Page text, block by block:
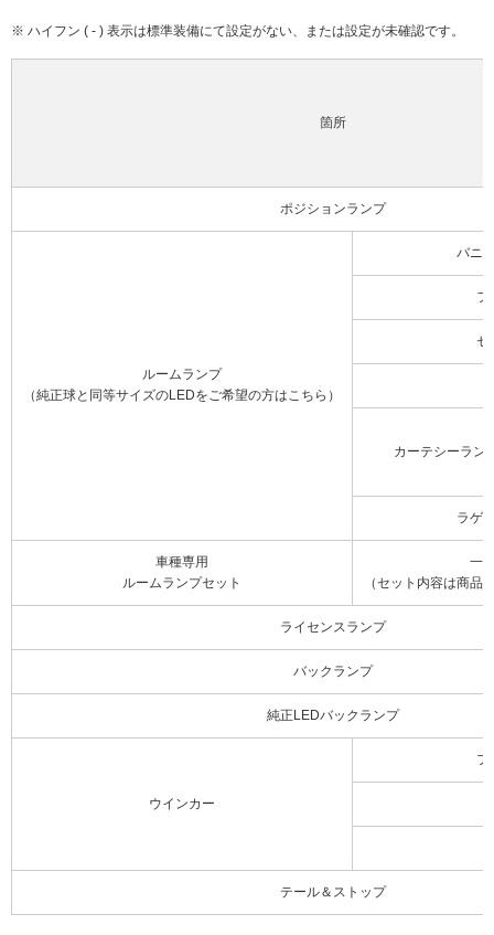
※ ハイフン ( - ) 表示は標準装備にて設定がない、または設定が未確認です。
箇所
ポジションランプ
ルームランプ
（純正球と同等サイズのLEDをご希望の方はこちら）
バニ
フ
セ
カーテシーラン
ラゲ
車種専用
ルームランプセット
一
（セット内容は商品
ライセンスランプ
バックランプ
純正LEDバックランプ
ウインカー
フ
テール＆ストップ